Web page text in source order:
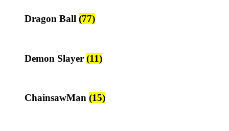
Dragon Ball (77)
Demon Slayer (11)
ChainsawMan (15)